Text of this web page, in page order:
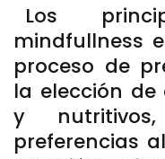
Los
mindfullness
proceso de
la elección
y
preferencias